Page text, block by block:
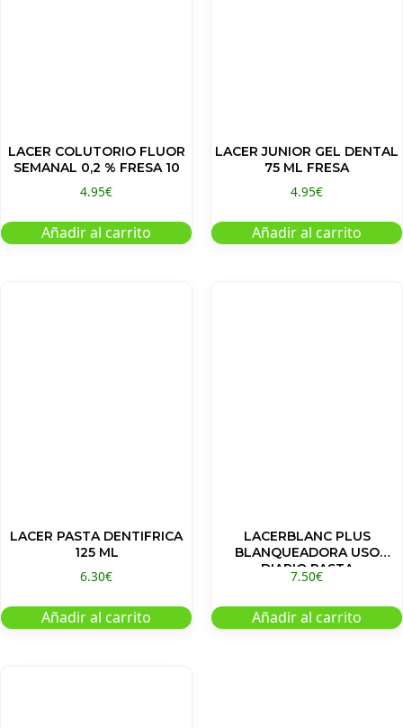
LACER COLUTORIO FLUOR
SEMANAL 0,2 % FRESA 10
4.95€
Añadir al carrito
LACER JUNIOR GEL DENTAL
75 ML FRESA
4.95€
Añadir al carrito
LACER PASTA DENTIFRICA
125 ML
6.30€
Añadir al carrito
LACERBLANC PLUS
BLANQUEADORA USO
DIARIO PASTA
7.50€
Añadir al carrito